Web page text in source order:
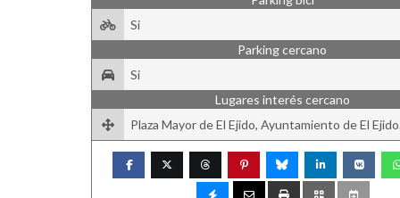
Si
Parking cercano
Si
Lugares interés cercano
Plaza Mayor de El Ejido, Ayuntamiento de El Ejido.